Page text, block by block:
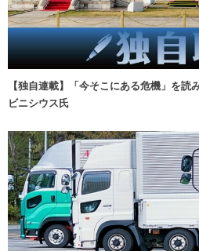
【独自連載】「今そこにある危機」を
ビニシウス氏